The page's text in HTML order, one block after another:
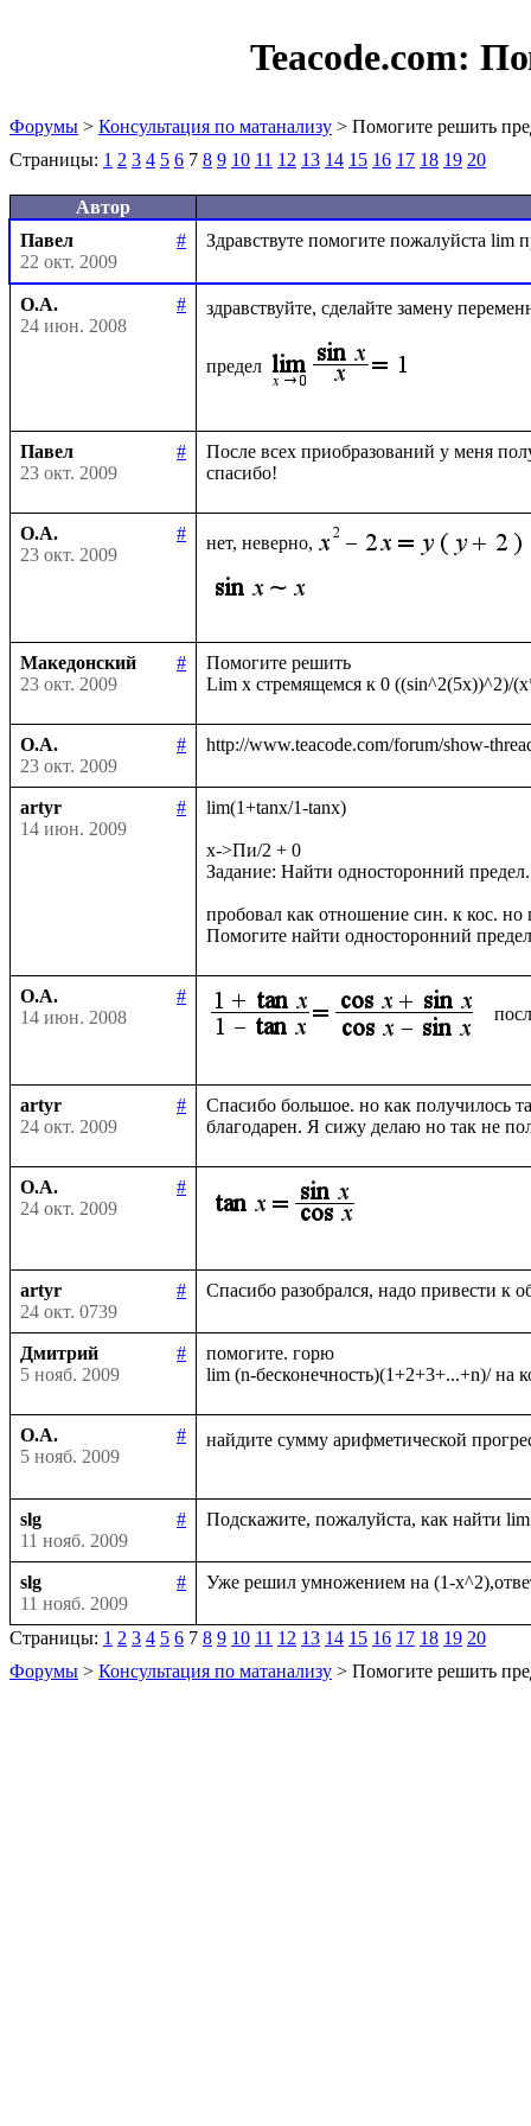
Teacode.com:
Форумы > Консультация по матанализу > Помогите решить
Страницы: 1 2 3 4 5 6 7 8 9 10 11 12 13 14 15 16 17 18 19 20
Автор
Павел
#
22 окт. 2009
О.А.
#
24 июн. 2008
здравствуйте, сделайте замену
предел
Павел
#
23 окт. 2009
После всех приобразований у меня
О.А.
#
23 окт. 2009
нет, неверно,
Македонский
#
23 окт. 2009
Помогите решить
О.А.
#
23 окт. 2009
artyr
#
14 июн. 2009
lim(1+tanx/1-tanx)
x->Пи/2 + 0
Задание: Найти односторонний предел.
пробовал как отношение син. к кос. но
О.А.
#
14 июн. 2008
artyr
#
24 окт. 2009
Спасибо большое. но как получилось
О.А.
#
24 окт. 2009
artyr
#
24 окт. 0739
Дмитрий
#
5 нояб. 2009
помогите. горю
О.А.
#
5 нояб. 2009
найдите сумму арифметической
slg
#
11 нояб. 2009
slg
#
11 нояб. 2009
Страницы: 1 2 3 4 5 6 7 8 9 10 11 12 13 14 15 16 17 18 19 20
Форумы > Консультация по матанализу > Помогите решить